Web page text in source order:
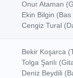
Onur Ataman
Ekin Bilgin (Bas
Cengiz Tural
Bekir Koşarca
Tolga Şanlı
Deniz Beydili